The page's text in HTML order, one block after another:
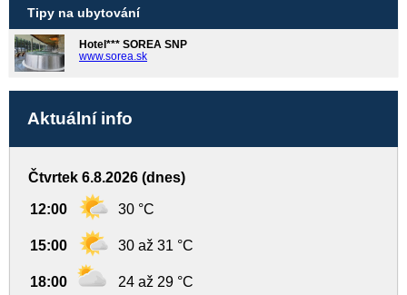
Tipy na ubytování
Hotel*** SOREA SNP
www.sorea.sk
Aktuální info
Čtvrtek 6.8.2026 (dnes)
12:00 30 °C
15:00 30 až 31 °C
18:00 24 až 29 °C